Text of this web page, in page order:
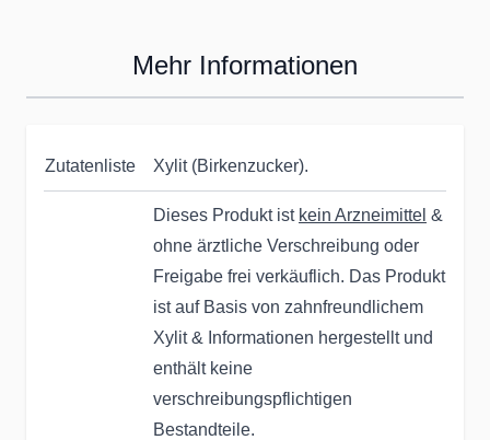
Mehr Informationen
Zutatenliste Xylit (Birkenzucker).
Dieses Produkt ist kein Arzneimittel &
ohne ärztliche Verschreibung oder
Freigabe frei verkäuflich. Das Produkt
ist auf Basis von zahnfreundlichem
Xylit & Informationen hergestellt und
enthält keine
verschreibungspflichtigen
Bestandteile.